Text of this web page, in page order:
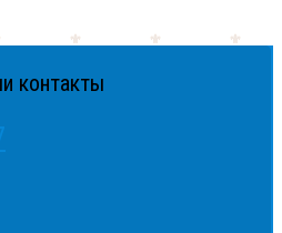
контакты